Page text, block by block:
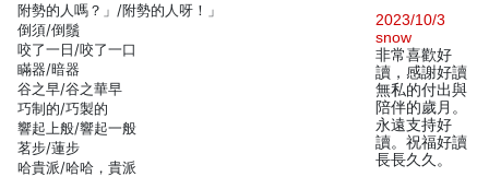
附勢的人嗎？」/附勢的人呀！」
倒須/倒鬚
咬了一日/咬了一口
瞞器/暗器
谷之早/谷之華早
巧制的/巧製的
響起上般/響起一般
茗步/蓮步
哈貴派/哈哈，貴派
2023/10/3
snow
非常喜歡好
讀，感謝好讀
無私的付出與
陪伴的歲月。
永遠支持好
讀。祝福好讀
長長久久。